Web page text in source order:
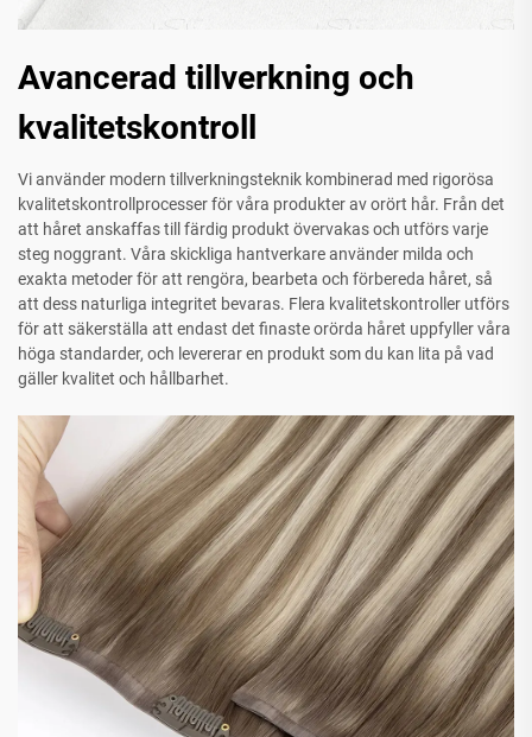
Avancerad tillverkning och
kvalitetskontroll
Vi använder modern tillverkningsteknik kombinerad med rigorösa
kvalitetskontrollprocesser för våra produkter av orört hår. Från det
att håret anskaffas till färdig produkt övervakas och utförs varje
steg noggrant. Våra skickliga hantverkare använder milda och
exakta metoder för att rengöra, bearbeta och förbereda håret, så
att dess naturliga integritet bevaras. Flera kvalitetskontroller utförs
för att säkerställa att endast det finaste orörda håret uppfyller våra
höga standarder, och levererar en produkt som du kan lita på vad
gäller kvalitet och hållbarhet.